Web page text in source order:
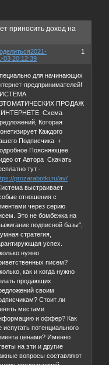
приносить доход на
1
2021-
03 20:12:39
для начинающих
предпринимателей!
ПРОДАЖ
ИНТЕРНЕТЕ Схема
Которая
Каждого
Подписчика +
Поясняющее
от Автора Скачать
тут -
prozarabotki.ru/av/
выстраивает
отношения с
через серию
Это не бомбежка на
подписной базы",
стратегия,
успех.
нужно
писем?
как и когда нужно
продающих
своим
Стоит ли
местами
и оффер? Как
испугать потенциального
ценами? Именно
на эти и другие
вопросы составляют